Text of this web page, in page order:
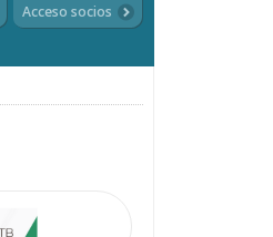
Acceso socios